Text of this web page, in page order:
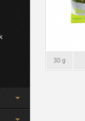
30 g